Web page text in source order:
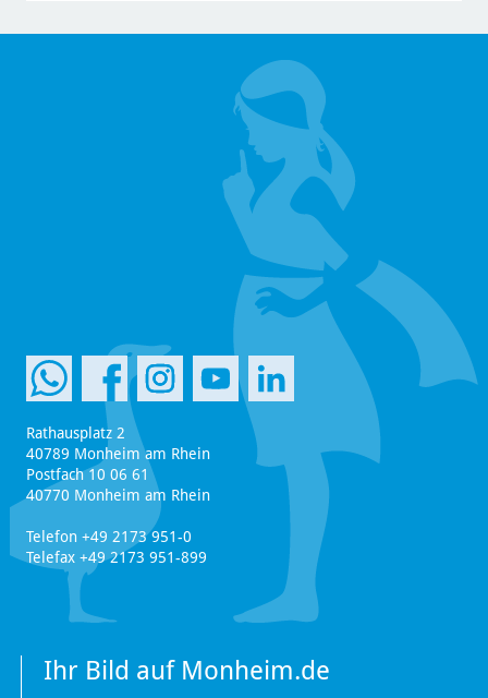
Rathausplatz 2
40789 Monheim am Rhein
Postfach 10 06 61
40770 Monheim am Rhein
Telefon +49 2173 951-0
Telefax +49 2173 951-899
Ihr Bild auf Monheim.de